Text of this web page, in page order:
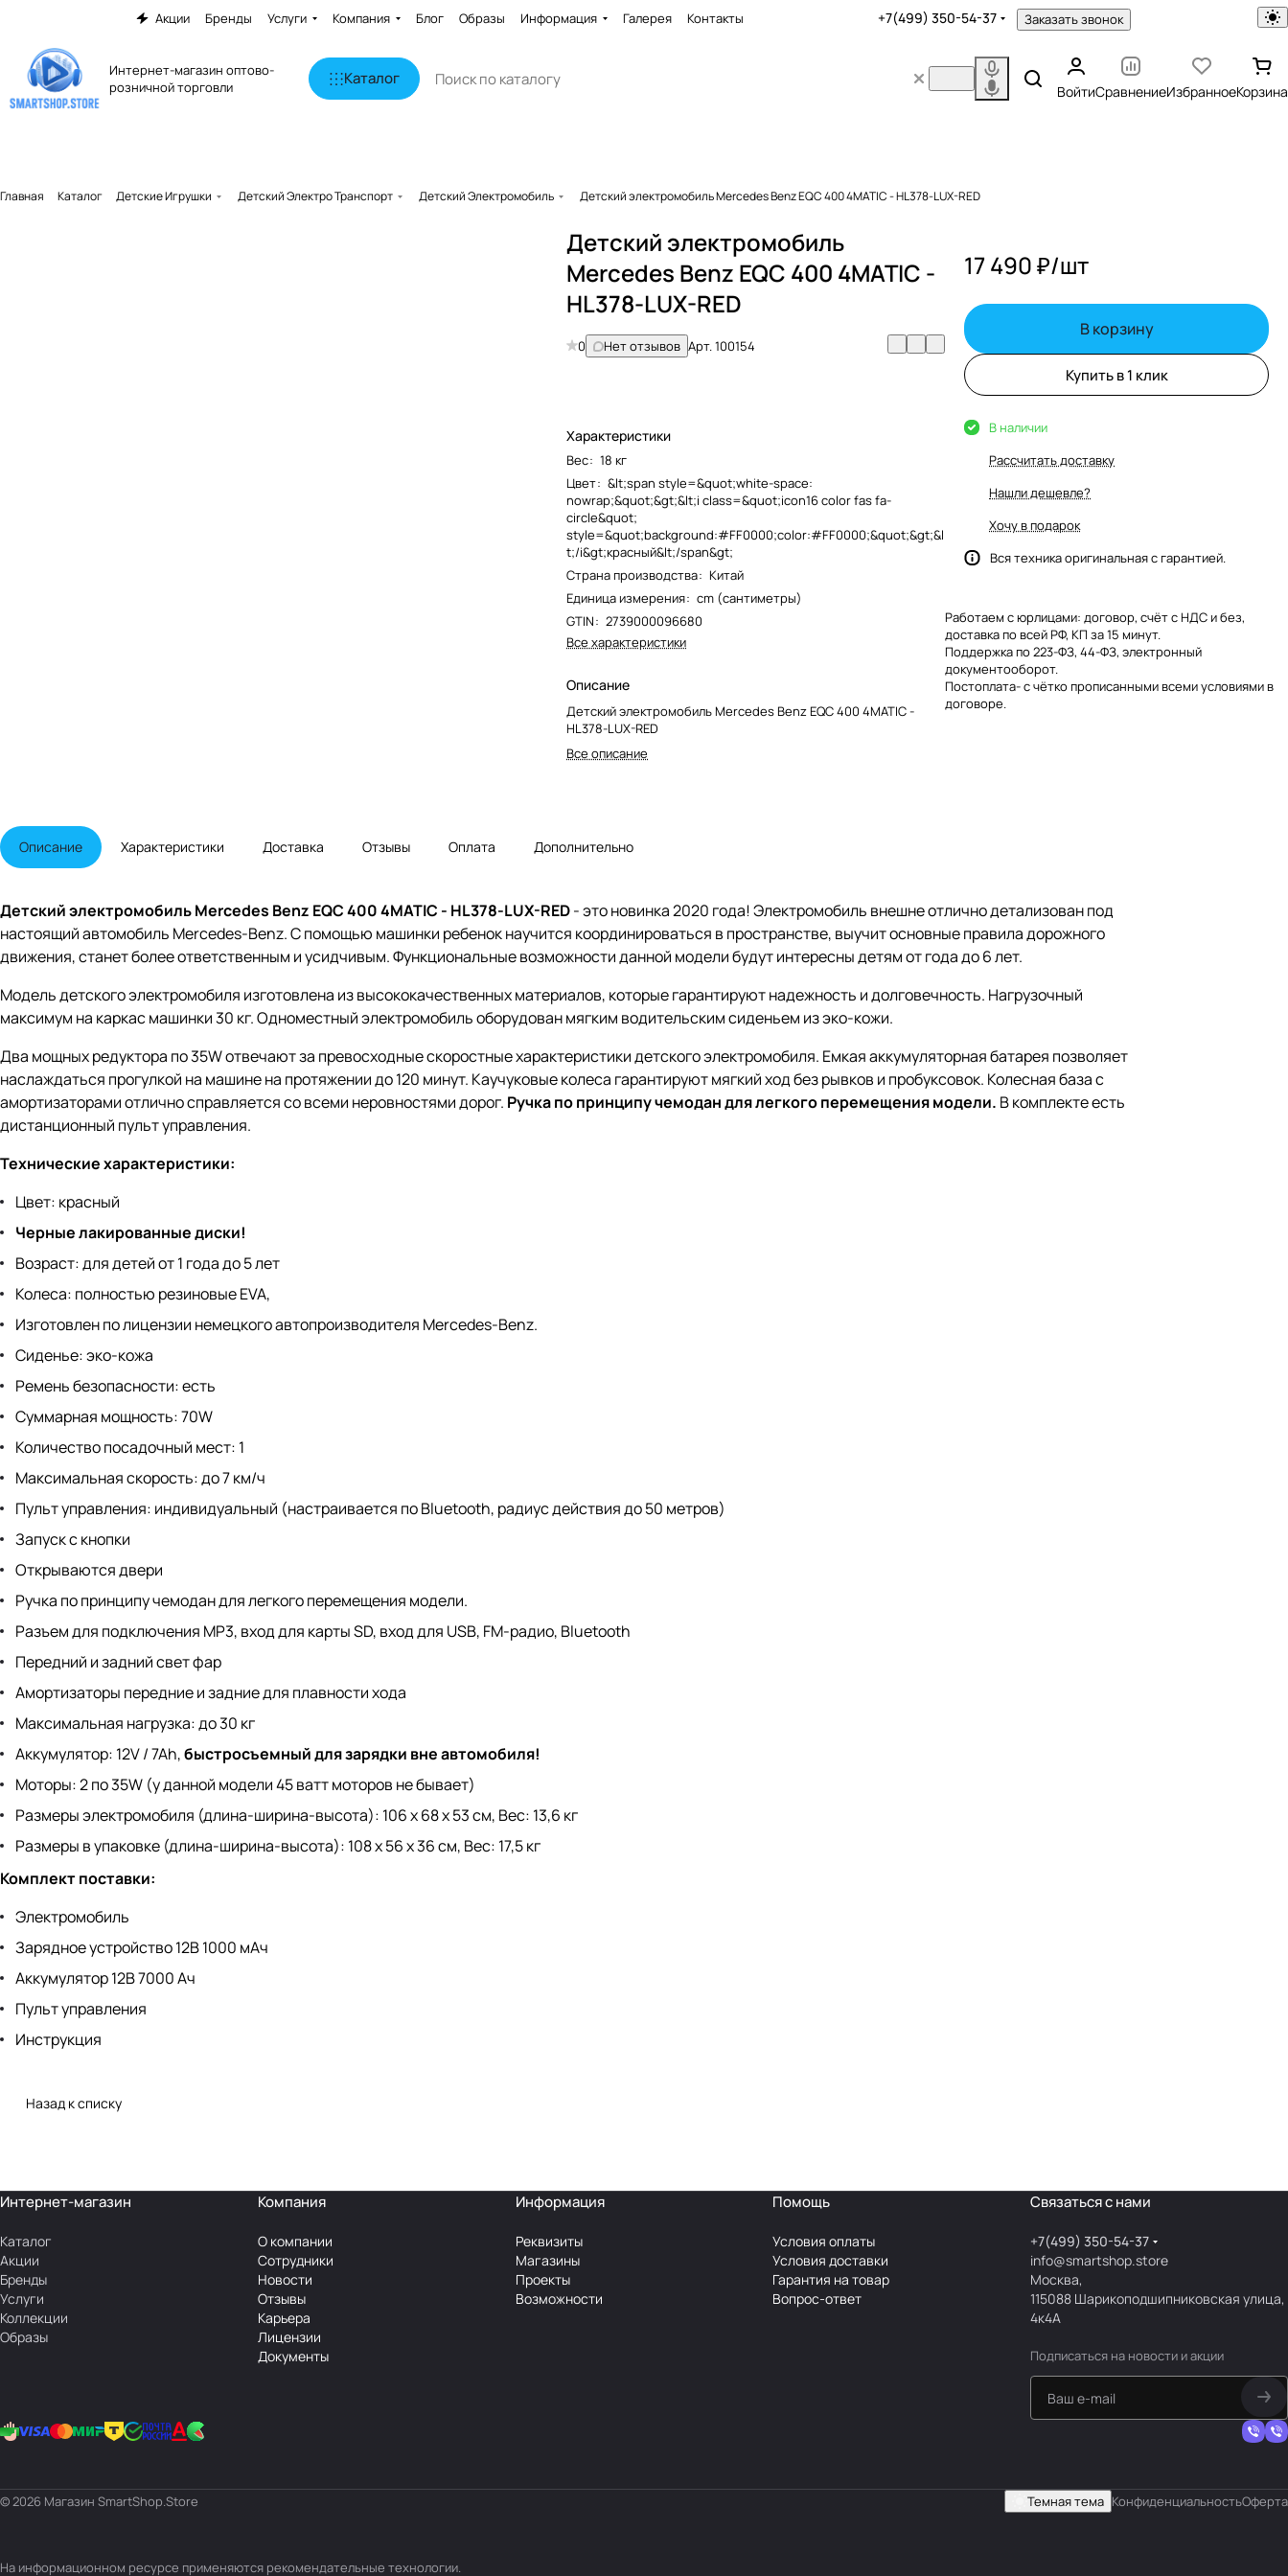
Акции Бренды Услуги Компания Блог Образы Информация Галерея Контакты +7(499) 350-54-37 Заказать звонок
Интернет-магазин оптово-
розничной торговли
Каталог
ВойтиСравнениеИзбранноеКорзина
Главная Каталог Детские Игрушки Детский Электро Транспорт Детский Электромобиль Детский электромобиль Mercedes Benz EQC 400 4MATIC - HL378-LUX-RED
Детский электромобиль
Mercedes Benz EQC 400 4MATIC -
HL378-LUX-RED
0 Нет отзывов Арт.100154
Характеристики
Вес: 18 кг
Цвет: &lt;span style=&quot;white-space:
nowrap;&quot;&gt;&lt;i class=&quot;icon16 color fas fa-
circle&quot;
style=&quot;background:#FF0000;color:#FF0000;&quot;&gt;&l
t;/i&gt;красный&lt;/span&gt;
Страна производства: Китай
Единица измерения: cm (сантиметры)
GTIN: 2739000096680
Все характеристики
Описание
Детский электромобиль Mercedes Benz EQC 400 4MATIC -
HL378-LUX-RED
Все описание
17 490 ₽/шт
В корзину
Купить в 1 клик
В наличии
Рассчитать доставку
Нашли дешевле?
Хочу в подарок
Вся техника оригинальная с гарантией.
Работаем с юрлицами: договор, счёт с НДС и без,
доставка по всей РФ, КП за 15 минут.
Поддержка по 223-ФЗ, 44-ФЗ, электронный
документооборот.
Постоплата- с чётко прописанными всеми условиями в
договоре.
Описание Характеристики Доставка Отзывы Оплата Дополнительно
Детский электромобиль Mercedes Benz EQC 400 4MATIC - HL378-LUX-RED- это новинка 2020 года! Электромобиль внешне отлично детализован под
настоящий автомобиль Mercedes-Benz. С помощью машинки ребенок научится координироваться в пространстве, выучит основные правила дорожного
движения, станет более ответственным и усидчивым. Функциональные возможности данной модели будут интересны детям от года до 6 лет.
Модель детского электромобиля изготовлена из высококачественных материалов, которые гарантируют надежность и долговечность. Нагрузочный
максимум на каркас машинки 30 кг. Одноместный электромобиль оборудован мягким водительским сиденьем из эко-кожи.
Два мощных редуктора по 35W отвечают за превосходные скоростные характеристики детского электромобиля. Емкая аккумуляторная батарея позволяет
наслаждаться прогулкой на машине на протяжении до 120 минут. Каучуковые колеса гарантируют мягкий ход без рывков и пробуксовок. Колесная база с
амортизаторами отлично справляется со всеми неровностями дорог. Ручка по принципу чемодан для легкого перемещения модели. В комплекте есть
дистанционный пульт управления.
Технические характеристики:
Цвет: красный
Черные лакированные диски!
Возраст: для детей от 1 года до 5 лет
Колеса: полностью резиновые EVA,
Изготовлен по лицензии немецкого автопроизводителя Mercedes-Benz.
Сиденье: эко-кожа
Ремень безопасности: есть
Суммарная мощность: 70W
Количество посадочный мест: 1
Максимальная скорость: до 7 км/ч
Пульт управления: индивидуальный (настраивается по Bluetooth, радиус действия до 50 метров)
Запуск с кнопки
Открываются двери
Ручка по принципу чемодан для легкого перемещения модели.
Разъем для подключения MP3, вход для карты SD, вход для USB, FM-радио, Bluetooth
Передний и задний свет фар
Амортизаторы передние и задние для плавности хода
Максимальная нагрузка: до 30 кг
Аккумулятор: 12V / 7Ah,быстросъемный для зарядки вне автомобиля!
Моторы: 2 по 35W (у данной модели 45 ватт моторов не бывает)
Размеры электромобиля (длина-ширина-высота): 106 х 68 х 53 см, Вес: 13,6 кг
Размеры в упаковке (длина-ширина-высота): 108 х 56 х 36 см, Вес: 17,5 кг
Комплект поставки:
Электромобиль
Зарядное устройство 12В 1000 мАч
Аккумулятор 12В 7000 Ач
Пульт управления
Инструкция
Назад к списку
Интернет-магазин
Каталог
Акции
Бренды
Услуги
Коллекции
Образы
Компания
О компании
Сотрудники
Новости
Отзывы
Карьера
Лицензии
Документы
Информация
Реквизиты
Магазины
Проекты
Возможности
Помощь
Условия оплаты
Условия доставки
Гарантия на товар
Вопрос-ответ
Связаться с нами
+7(499) 350-54-37
info@smartshop.store
Москва,
115088 Шарикоподшипниковская улица,
4к4А
Подписаться на новости и акции
© 2026 Магазин SmartShop.Store Темная тема КонфиденциальностьОферта
На информационном ресурсе применяются рекомендательные технологии.